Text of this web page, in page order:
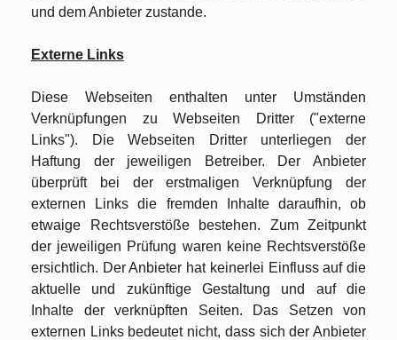
und dem Anbieter zustande.
Externe Links
Diese Webseiten enthalten unter Umständen
Verknüpfungen zu Webseiten Dritter ("externe
Links"). Die Webseiten Dritter unterliegen der
Haftung der jeweiligen Betreiber. Der Anbieter
überprüft bei der erstmaligen Verknüpfung der
externen Links die fremden Inhalte daraufhin, ob
etwaige Rechtsverstöße bestehen. Zum Zeitpunkt
der jeweiligen Prüfung waren keine Rechtsverstöße
ersichtlich. Der Anbieter hat keinerlei Einfluss auf die
aktuelle und zukünftige Gestaltung und auf die
Inhalte der verknüpften Seiten. Das Setzen von
externen Links bedeutet nicht, dass sich der Anbieter